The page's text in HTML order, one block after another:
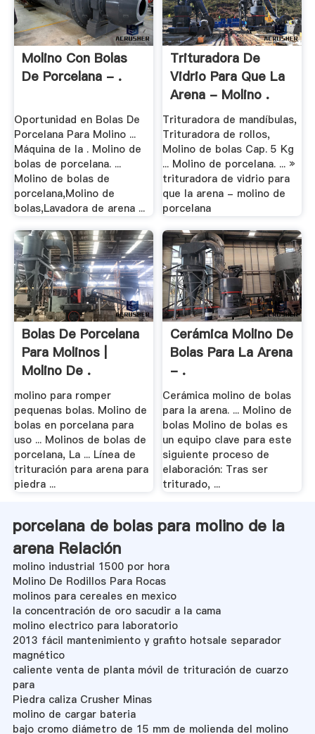
Molino Con Bolas
De Porcelana - .
Oportunidad en Bolas De
Porcelana Para Molino ...
Máquina de la . Molino de
bolas de porcelana. ...
Molino de bolas de
porcelana,Molino de
bolas,Lavadora de arena ...
Trituradora De
Vidrio Para Que La
Arena - Molino .
Trituradora de mandíbulas,
Trituradora de rollos,
Molino de bolas Cap. 5 Kg
... Molino de porcelana. ... »
trituradora de vidrio para
que la arena - molino de
porcelana
Bolas De Porcelana
Para Molinos |
Molino De .
molino para romper
pequenas bolas. Molino de
bolas en porcelana para
uso ... Molinos de bolas de
porcelana, La ... Línea de
trituración para arena para
piedra ...
Cerámica Molino De
Bolas Para La Arena
- .
Cerámica molino de bolas
para la arena. ... Molino de
bolas Molino de bolas es
un equipo clave para este
siguiente proceso de
elaboración: Tras ser
triturado, ...
porcelana de bolas para molino de la
arena Relación
molino industrial 1500 por hora
Molino De Rodillos Para Rocas
molinos para cereales en mexico
la concentración de oro sacudir a la cama
molino electrico para laboratorio
2013 fácil mantenimiento y grafito hotsale separador
magnético
caliente venta de planta móvil de trituración de cuarzo
para
Piedra caliza Crusher Minas
molino de cargar bateria
bajo cromo diámetro de 15 mm de molienda del molino